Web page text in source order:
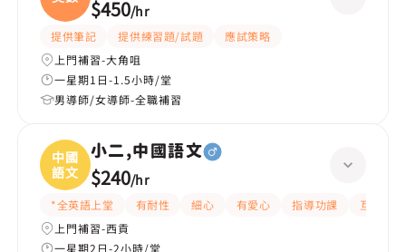
$450/hr
提供筆記 提供練習題/試題
應試策略
上門補習-大角咀
一星期1日-1.5小時/堂
男導師/女導師-全職補習
中國
語文
小二,中國語文
$240/hr
*全英語上堂 有耐性 細心 有愛心 指導功課
互動教學
上門補習-西貢
一星期2日-2小時/堂